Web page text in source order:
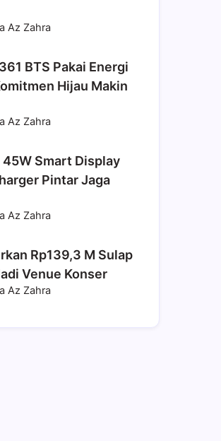
Az Zahra
BTS Pakai Energi
Hijau Makin
Az Zahra
45W Smart Display
Pintar Jaga
Az Zahra
Rp139,3 M Sulap
Venue Konser
Az Zahra